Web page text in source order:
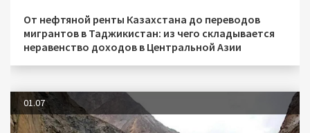
От нефтяной ренты Казахстана до переводов
мигрантов в Таджикистан: из чего складывается
неравенство доходов в Центральной Азии
01.07